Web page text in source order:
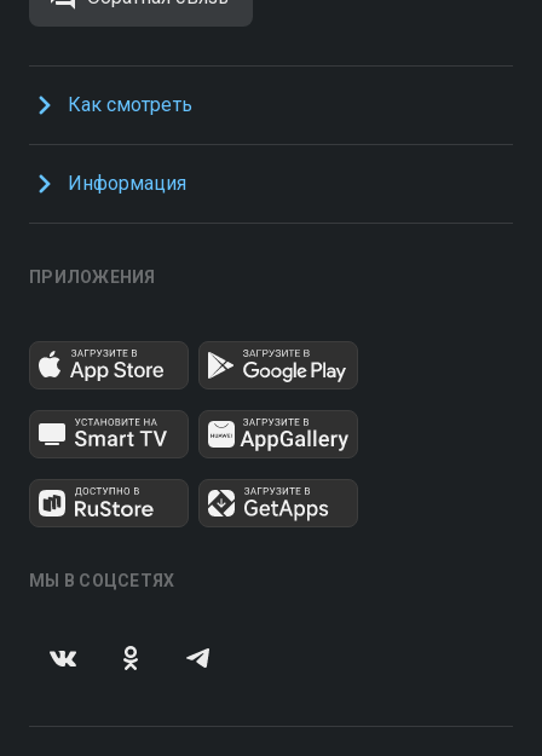
Как смотреть
Информация
ПРИЛОЖЕНИЯ
МЫ В СОЦСЕТЯХ